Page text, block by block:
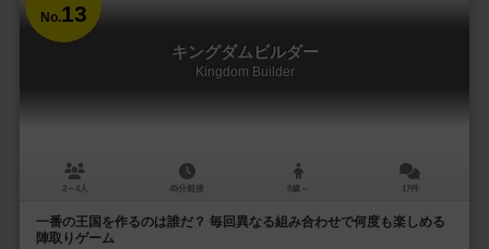
No.13
キングダムビルダー
Kingdom Builder
2～4人 45分前後 8歳～ 17件
一番の王国を作るのは誰だ？ 毎回異なる組み合わせで何度も楽しめる
陣取りゲーム